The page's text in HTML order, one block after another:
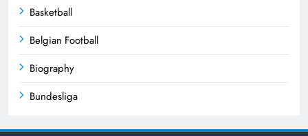
Basketball
Belgian Football
Biography
Bundesliga